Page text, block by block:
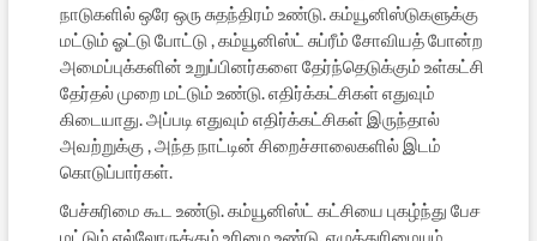
நாடுகளில் ஒரே ஒரு சுதந்திரம் உண்டு. கம்யூனிஸ்டுகளுக்கு
மட்டும் ஓட்டு போட்டு , கம்யூனிஸ்ட் சுப்ரீம் சோவியத் போன்ற
அமைப்புக்களின் உறுப்பினர்களை தேர்ந்தெடுக்கும் உள்கட்சி
தேர்தல் முறை மட்டும் உண்டு. எதிர்க்கட்சிகள் எதுவும்
கிடையாது. அப்படி எதுவும் எதிர்க்கட்சிகள் இருந்தால்
அவற்றுக்கு , அந்த நாட்டின் சிறைச்சாலைகளில் இடம்
கொடுப்பார்கள்.
பேச்சுரிமை கூட உண்டு. கம்யூனிஸ்ட் கட்சியை புகழ்ந்து பேச
மட்டும் எல்லோருக்கும் உரிமை உண்டு. எழுத்துரிமையும்